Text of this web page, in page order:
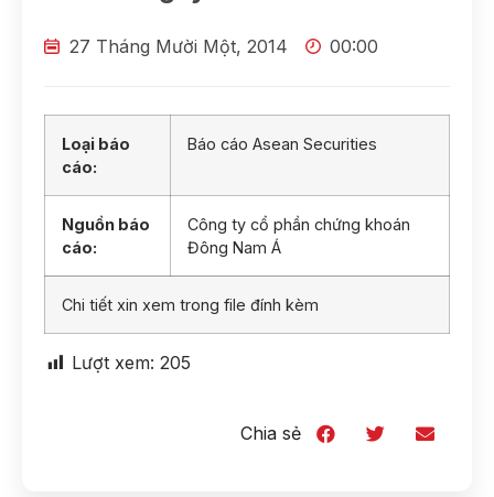
27 Tháng Mười Một, 2014 00:00
Loại báo
cáo:
Báo cáo Asean Securities
Nguồn báo
cáo:
Công ty cổ phần chứng khoán
Đông Nam Á
Chi tiết xin xem trong file đính kèm
Lượt xem: 205
Chia sẻ